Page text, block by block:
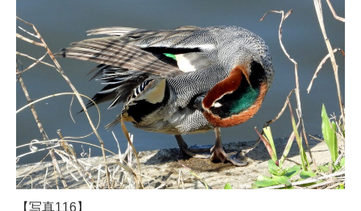
【写真116】